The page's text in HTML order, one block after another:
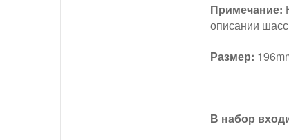
Примечание:
описании
Размер:
В набор